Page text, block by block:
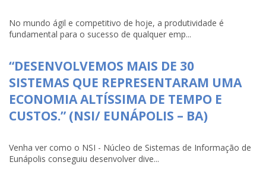
No mundo ágil e competitivo de hoje, a produtividade é
fundamental para o sucesso de qualquer emp...
“DESENVOLVEMOS MAIS DE 30
SISTEMAS QUE REPRESENTARAM UMA
ECONOMIA ALTÍSSIMA DE TEMPO E
CUSTOS.” (NSI/ EUNÁPOLIS – BA)
Venha ver como o NSI - Núcleo de Sistemas de Informação de
Eunápolis conseguiu desenvolver dive...